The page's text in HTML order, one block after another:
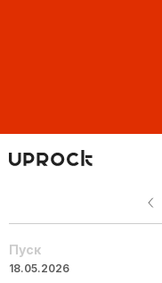
Пуск
18.05.2026